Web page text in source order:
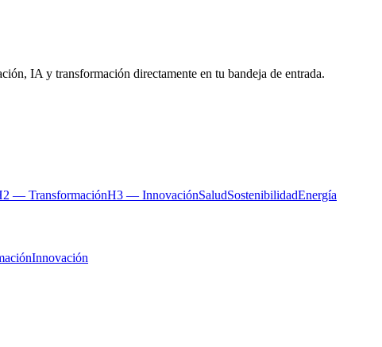
IA y transformación directamente en tu bandeja de entrada.
— TransformaciónH3 — InnovaciónSaludSostenibilidadEnergía
Innovación